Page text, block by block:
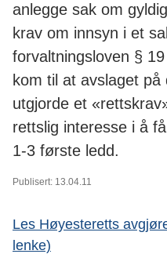
anlegge sak om
krav om innsyn i et
forvaltningsloven §
kom til at avslaget på
utgjorde et
rettslig interesse i å
1-3 første ledd.
Publisert: 13.04.11
Les Høyesteretts
lenke)